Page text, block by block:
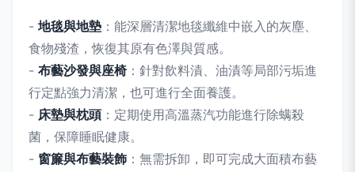
- 地毯與地墊 ：能深層清潔地毯纖維中嵌入的灰塵、
食物殘渣，恢復其原有色澤與質感。
- 布藝沙發與座椅：針對飲料漬、油漬等局部污垢進
行定點強力清潔，也可進行全面養護。
- 床墊與枕頭 ：定期使用高溫蒸汽功能進行除螨殺
菌，保障睡眠健康。
- 窗簾與布藝裝飾 ：無需拆卸，即可完成大面積布藝